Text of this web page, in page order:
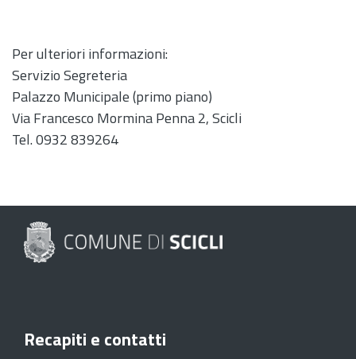
Per ulteriori informazioni:
Servizio Segreteria
Palazzo Municipale (primo piano)
Via Francesco Mormina Penna 2, Scicli
Tel. 0932 839264
Recapiti e contatti